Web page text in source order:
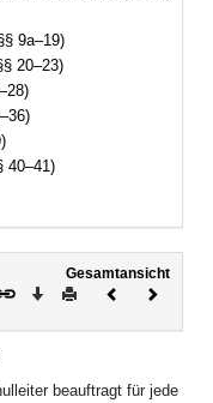
9a–19)
20–23)
40–41)
Gesamtansicht
Download
DruckenVorheriges
beauftragt für jede